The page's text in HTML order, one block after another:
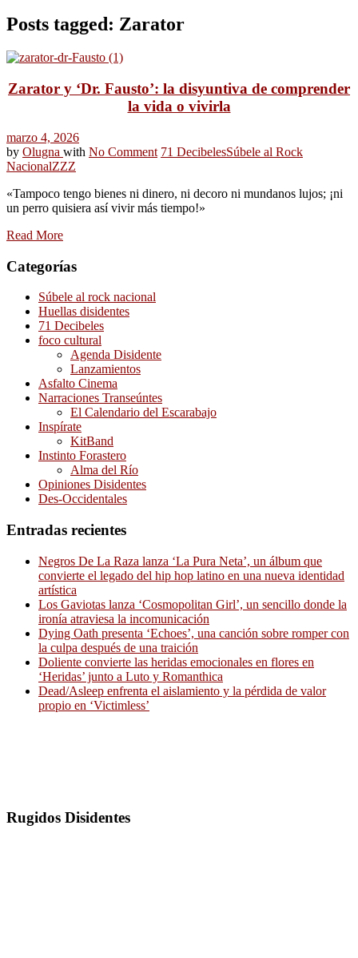
Posts tagged: Zarator
Zarator y ‘Dr. Fausto’: la disyuntiva de comprender
la vida o vivirla
marzo 4, 2026
by Olugna with No Comment 71 DecibelesSúbele al Rock
NacionalZZZ
«Tampoco tengo bienes ni dinero, ni decoro ni mundanos lujos; ¡ni
un perro quisiera así vivir más tiempo!»
Read More
Categorías
Súbele al rock nacional
Huellas disidentes
71 Decibeles
foco cultural
Agenda Disidente
Lanzamientos
Asfalto Cinema
Narraciones Transeúntes
El Calendario del Escarabajo
Inspírate
KitBand
Instinto Forastero
Alma del Río
Opiniones Disidentes
Des-Occidentales
Entradas recientes
Negros De La Raza lanza ‘La Pura Neta’, un álbum que
convierte el legado del hip hop latino en una nueva identidad
artística
Los Gaviotas lanza ‘Cosmopolitan Girl’, un sencillo donde la
ironía atraviesa la incomunicación
Dying Oath presenta ‘Echoes’, una canción sobre romper con
la culpa después de una traición
Doliente convierte las heridas emocionales en flores en
‘Heridas’ junto a Luto y Romanthica
Dead/Asleep enfrenta el aislamiento y la pérdida de valor
propio en ‘Victimless’
Rugidos Disidentes